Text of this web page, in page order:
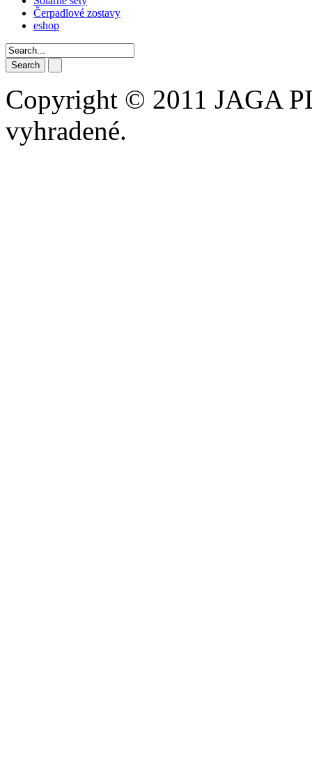
Čerpadlové zostavy
eshop
Search
Copyright © 2011 JAGA
vyhradené.